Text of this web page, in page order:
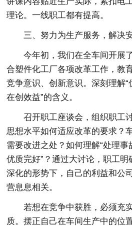
理论。一线职工都有提高。
三、努力为生产服务，解决
今年初，我们在全车间开展
合塑件化工厂各项改革工作，教
竞争意识、创新意识。深刻理解
在创效益”的含义。
召开职工座谈会，组织职工
思想水平如何适应改革的要求？
需要改进之处？如何理解“处理
优质完好”？通过大讨论，职工
深化的形势下，自己的利益和公
营息息相关。
若想在竞争中获胜，必须充
质。摆正自己在车间生产中的位